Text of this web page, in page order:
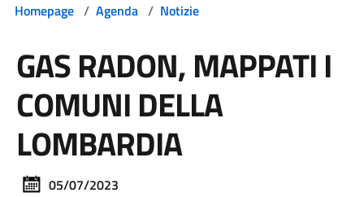
Homepage / Agenda / Notizie
GAS RADON, MAPPATI I
COMUNI DELLA
LOMBARDIA
05/07/2023